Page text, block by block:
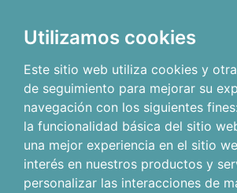
Utilizamos cookies
Este sitio web utiliza cookies y
de seguimiento para mejorar su
navegación con los siguientes fines:
la funcionalidad básica del sitio
una mejor experiencia en el sitio
interés en nuestros productos y
personalizar las interacciones de